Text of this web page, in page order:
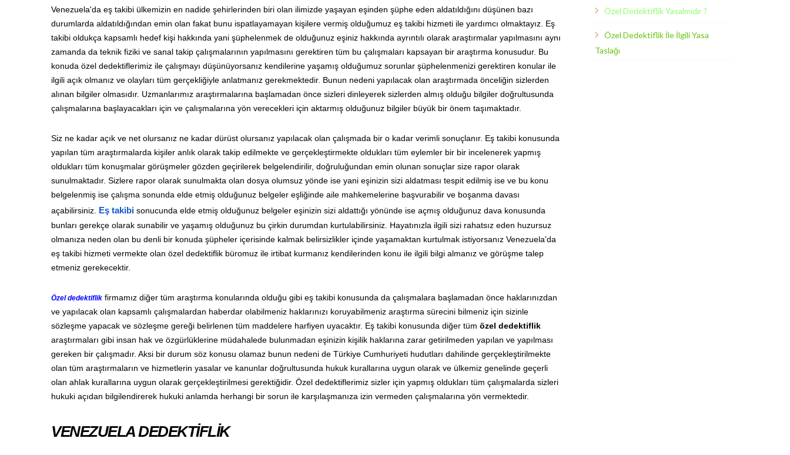
Venezuela'da eş takibi ülkemizin en nadide şehirlerinden biri olan ilimizde yaşayan eşinden şüphe eden aldatıldığını düşünen bazı
durumlarda aldatıldığından emin olan fakat bunu ispatlayamayan kişilere vermiş olduğumuz eş takibi hizmeti ile yardımcı olmaktayız. Eş
takibi oldukça kapsamlı hedef kişi hakkında yani şüphelenmek de olduğunuz eşiniz hakkında ayrıntılı olarak araştırmalar yapılmasını aynı
zamanda da teknik fiziki ve sanal takip çalışmalarının yapılmasını gerektiren tüm bu çalışmaları kapsayan bir araştırma konusudur. Bu
konuda özel dedektiflerimiz ile çalışmayı düşünüyorsanız kendilerine yaşamış olduğumuz sorunlar şüphelenmenizi gerektiren konular ile
ilgili açık olmanız ve olayları tüm gerçekliğiyle anlatmanız gerekmektedir. Bunun nedeni yapılacak olan araştırmada önceliğin sizlerden
alınan bilgiler olmasıdır. Uzmanlarımız araştırmalarına başlamadan önce sizleri dinleyerek sizlerden almış olduğu bilgiler doğrultusunda
çalışmalarına başlayacakları için ve çalışmalarına yön verecekleri için aktarmış olduğunuz bilgiler büyük bir önem taşımaktadır.
Siz ne kadar açık ve net olursanız ne kadar dürüst olursanız yapılacak olan çalışmada bir o kadar verimli sonuçlanır. Eş takibi konusunda
yapılan tüm araştırmalarda kişiler anlık olarak takip edilmekte ve gerçekleştirmekte oldukları tüm eylemler bir bir incelenerek yapmış
oldukları tüm konuşmalar görüşmeler gözden geçirilerek belgelendirilir, doğruluğundan emin olunan sonuçlar size rapor olarak
sunulmaktadır. Sizlere rapor olarak sunulmakta olan dosya olumsuz yönde ise yani eşinizin sizi aldatması tespit edilmiş ise ve bu konu
belgelenmiş ise çalışma sonunda elde etmiş olduğunuz belgeler eşliğinde aile mahkemelerine başvurabilir ve boşanma davası
açabilirsiniz.
Eş takibi sonucunda elde etmiş olduğunuz belgeler eşinizin sizi aldattığı yönünde ise açmış olduğunuz dava konusunda
bunları gerekçe olarak sunabilir ve yaşamış olduğunuz bu çirkin durumdan kurtulabilirsiniz. Hayatınızla ilgili sizi rahatsız eden huzursuz
olmanıza neden olan bu denli bir konuda şüpheler içerisinde kalmak belirsizlikler içinde yaşamaktan kurtulmak istiyorsanız Venezuela'da
eş takibi hizmeti vermekte olan özel dedektiflik büromuz ile irtibat kurmanız kendilerinden konu ile ilgili bilgi almanız ve görüşme talep
etmeniz gerekecektir.
Özel dedektiflik firmamız diğer tüm araştırma konularında olduğu gibi eş takibi konusunda da çalışmalara başlamadan önce haklarınızdan
ve yapılacak olan kapsamlı çalışmalardan haberdar olabilmeniz haklarınızı koruyabilmeniz araştırma sürecini bilmeniz için sizinle
sözleşme yapacak ve sözleşme gereği belirlenen tüm maddelere harfiyen uyacaktır. Eş takibi konusunda diğer tüm özel dedektiflik
araştırmaları gibi insan hak ve özgürlüklerine müdahalede bulunmadan eşinizin kişilik haklarına zarar getirilmeden yapılan ve yapılması
gereken bir çalışmadır. Aksi bir durum söz konusu olamaz bunun nedeni de Türkiye Cumhuriyeti hudutları dahilinde gerçekleştirilmekte
olan tüm araştırmaların ve hizmetlerin yasalar ve kanunlar doğrultusunda hukuk kurallarına uygun olarak ve ülkemiz genelinde geçerli
olan ahlak kurallarına uygun olarak gerçekleştirilmesi gerektiğidir. Özel dedektiflerimiz sizler için yapmış oldukları tüm çalışmalarda sizleri
hukuki açıdan bilgilendirerek hukuki anlamda herhangi bir sorun ile karşılaşmanıza izin vermeden çalışmalarına yön vermektedir.
VENEZUELA DEDEKTİFLİK
Özel Dedektiflik Yasalmıdır ?
Özel Dedektiflik İle İlgili Yasa
Taslağı